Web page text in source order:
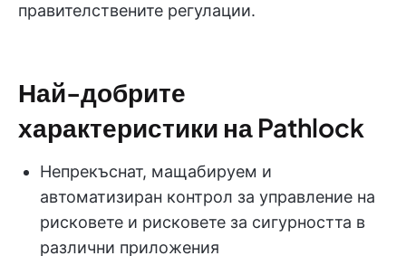
правителствените регулации.
Най-добрите
характеристики на Pathlock
Непрекъснат, мащабируем и
автоматизиран контрол за управление на
рисковете и рисковете за сигурността в
различни приложения